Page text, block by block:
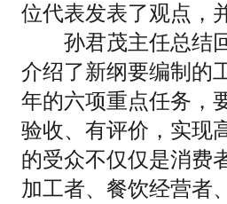
位代表发表了观点，
孙君茂主任总结回
介绍了新纲要编制的
年的六项重点任务，
验收、有评价，实现
的受众不仅仅是消费
加工者、餐饮经营者